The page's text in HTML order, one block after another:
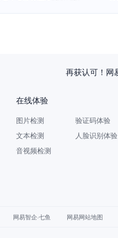
再获认可！网
在线体验
图片检测
文本检测
音视频检测
验证码体验
人脸识别体验
网易智企·七鱼 网易网站地图